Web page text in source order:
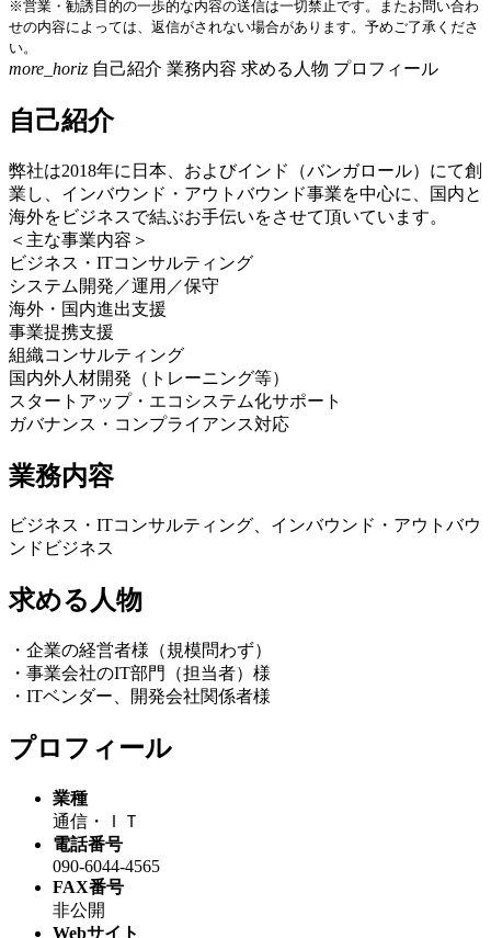
※営業・勧誘目的の一歩的な内容の送信は一切禁止です。またお問い合わ
せの内容によっては、返信がされない場合があります。予めご了承くださ
い。
more_horiz 自己紹介 業務内容 求める人物 プロフィール
自己紹介
弊社は2018年に日本、およびインド（バンガロール）にて創
業し、インバウンド・アウトバウンド事業を中心に、国内と
海外をビジネスで結ぶお手伝いをさせて頂いています。
＜主な事業内容＞
ビジネス・ITコンサルティング
システム開発／運用／保守
海外・国内進出支援
事業提携支援
組織コンサルティング
国内外人材開発（トレーニング等）
スタートアップ・エコシステム化サポート
ガバナンス・コンプライアンス対応
業務内容
ビジネス・ITコンサルティング、インバウンド・アウトバウ
ンドビジネス
求める人物
・企業の経営者様（規模問わず）
・事業会社のIT部門（担当者）様
・ITベンダー、開発会社関係者様
プロフィール
業種
通信・ＩＴ
電話番号
090-6044-4565
FAX番号
非公開
Webサイト